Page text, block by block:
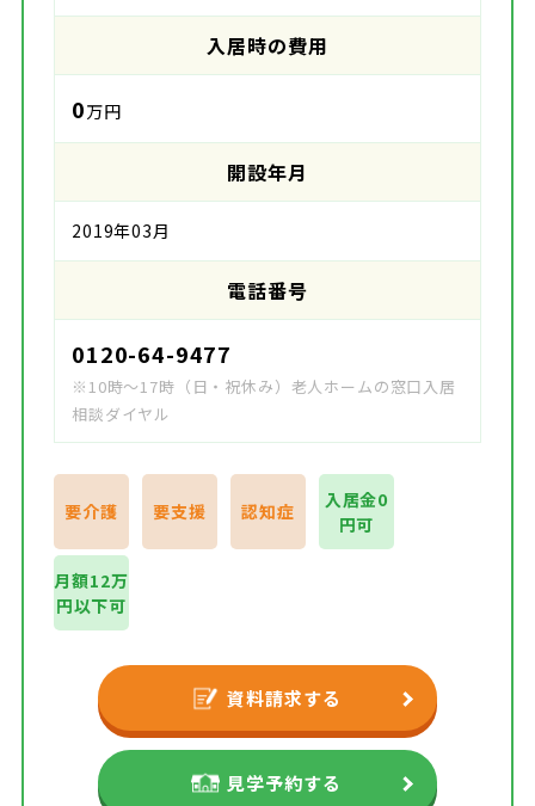
入居時の費用
0万円
開設年月
2019年03月
電話番号
0120-64-9477
※10時～17時（日・祝休み）老人ホームの窓口入居
相談ダイヤル
要介護 要支援 認知症
入居金0
円可
月額12万
円以下可
資料請求する
見学予約する